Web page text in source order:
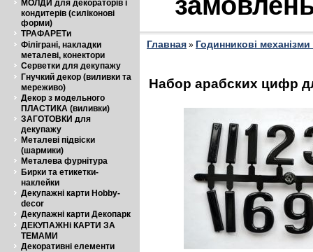
МОЛДИ для декораторів і
кондитерів (силіконові
форми)
ТРАФАРЕТи
Філіграні, накладки
металеві, конектори
Серветки для декупажу
Гнучкий декор (виливки та
мереживо)
Декор з модельного
ПЛАСТИКА (виливки)
ЗАГОТОВКИ для
декупажу
Металеві підвіски
(шармики)
Металева фурнітура
Бирки та етикетки-
наклейки
Декупажні карти Hobby-
decor
Декупажні карти Декопарк
ДЕКУПАЖНі КАРТИ ЗА
ТЕМАМИ
Декоративні елементи
Главная » Годинникові
Набор арабских цифр